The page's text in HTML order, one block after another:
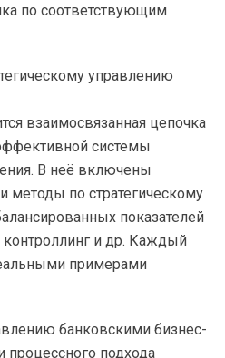
по соответствующим
управлению
взаимосвязанная цепочка
системы
В неё включены
по стратегическому
показателей
контроллинг и др. Каждый
примерами
банковскими бизнес-
процессного подхода